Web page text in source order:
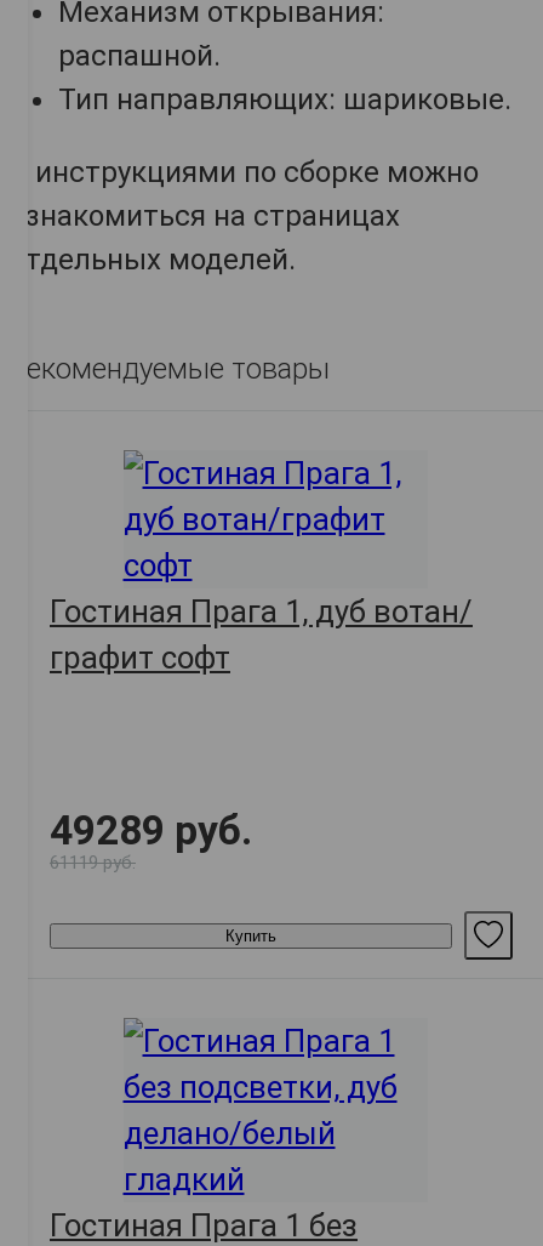
Механизм открывания:
распашной.
Тип направляющих: шариковые.
С инструкциями по сборке можно
ознакомиться на страницах
отдельных моделей.
Рекомендуемые товары
Гостиная Прага 1, дуб вотан/
графит софт
49289 руб.
61119 руб.
Купить
Гостиная Прага 1 без